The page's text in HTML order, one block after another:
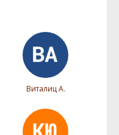
Виталиц А.